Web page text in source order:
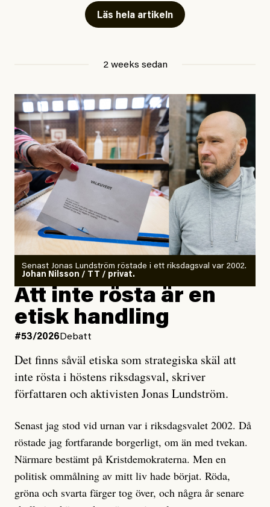
skriver för? Vad betyder det att vara en ”röd, grön och
oberoende” tidning? Och vad är egentligen bra
utpekas som israelisk infiltratör”. Enligt ingressen
handlar artikeln om en person vars ”bakgrund skapar
splittring och oro i rörelsen”. Problemet är att artikeln
skapar betydligt mer oro i palestinarörelsen – och den
oberoende vänstern – än den porträtterade personen
eller dess bakgrund.
Det finns en väldigt enkel regel inom alla politiska
rörelser när det gäller misstänkta infiltratörer:
Antingen har en bevis på att de är infiltratörer, och då
ska en gå ut med det så fort det bara går för att skydda
rörelsen. Eller så har en inga bevis, bara misstankar,
och då ska en efterforska diskret, just för att inte skapa
oro inom rörelsen.
Artikeln undersöker inte, som ETC påstår, ”vad som
är sant, vad som är rykten”, utan den bidrar bara till
ännu mer ryktesspridning. Det finns inte ett enda bevis
misstänkta personen är en infiltratör. Det som läsaren
får veta är att personen har ändrat sina politiska åsikter
under åren, att den har raderat tidigare innehåll på sina
sociala medier, att artikelns författare inte förstår sig
på personens ekonomi och att det tydligen finns
Läs hela artikeln
2 weeks sedan
Senast Jonas Lundström röstade i ett riksdagsval var 2002.
Johan Nilsson / TT / privat.
Att inte rösta är en
etisk handling
#53/2026 Debatt
Det finns såväl etiska som strategiska skäl att
inte rösta i höstens riksdagsval, skriver
författaren och aktivisten Jonas Lundström.
Senast jag stod vid urnan var i riksdagsvalet 2002. Då
röstade jag fortfarande borgerligt, om än med tvekan.
Närmare bestämt på Kristdemokraterna. Men en
politisk ommålning av mitt liv hade börjat. Röda,
gröna och svarta färger tog över, och några år senare